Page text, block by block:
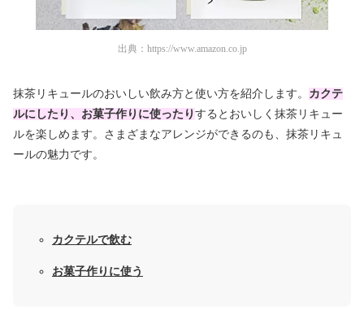
出典： https://www.amazon.co.jp
抹茶リキュールのおいしい飲み方と使い方を紹介します。 カクテ
ルにしたり、お菓子作りに使ったり するとおいしく抹茶リキュー
ルを楽しめます。さまざまなアレンジができるのも、抹茶リキュ
ールの魅力です。
カクテルで飲む
お菓子作りに使う